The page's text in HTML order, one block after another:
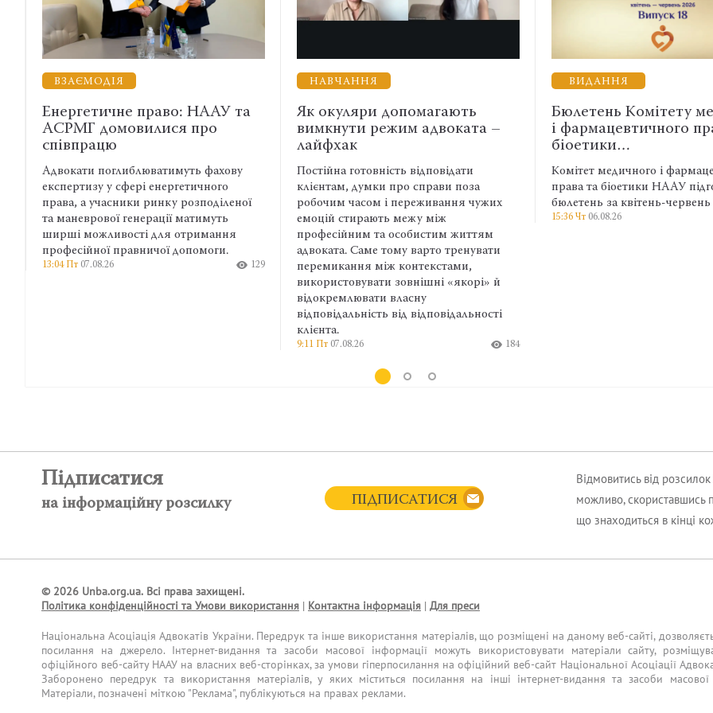
право: НААУ та
про
поглиблюватимуть фахову
у сфері енергетичного
ринку розподіленої
генерації матимуть
для отримання
правничої допомоги.
Як окуляри допомагають
вимкнути режим адвоката –
Постійна готовність відповідати
клієнтам, думки про справи поза
робочим часом і переживання чужих
емоцій стирають межу між
професійним та особистим життям
адвоката. Саме тому варто тренувати
перемикання між контекстами,
використовувати зовнішні «якорі» й
відокремлювати власну
відповідальність від відповідальності
Бюлетень Комітету медичного
і фармацевтичного права та
Комітет медичного і фармацевтичного
права та біоетики НААУ підготував
бюлетень за квітень-червень 2026 року.
Підписатися
на інформаційну розсилку ПІДПИСАТИСЯ
Відмовитись від
можливо, скориставшись
що знаходиться в кінці
© 2026 Unba.org.ua. Всі права захищені.
Політика конфіденційності та Умови використання | Контактна інформація | Для преси
Національна Асоціація Адвокатів України. Передрук та інше використання матеріалів, що розміщені на даному веб-сайті,
посилання на джерело. Інтернет-видання та засоби масової інформації можуть використовувати матеріали сайту,
офіційного веб-сайту НААУ на власних веб-сторінках, за умови гіперпосилання на офіційний веб-сайт Національної Асоціації
Заборонено передрук та використання матеріалів, у яких міститься посилання на інші інтернет-видання та засоби масової
Матеріали, позначені міткою "Реклама", публікуються на правах реклами.